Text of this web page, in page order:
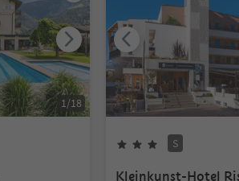
1/18
S
Kleinkunst-Hotel